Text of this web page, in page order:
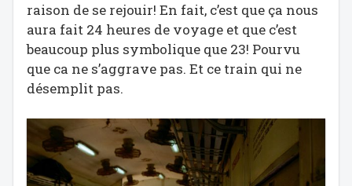
raison de se rejouir! En fait, c’est que ça nous
aura fait 24 heures de voyage et que c’est
beaucoup plus symbolique que 23! Pourvu
que ca ne s’aggrave pas. Et ce train qui ne
désemplit pas.